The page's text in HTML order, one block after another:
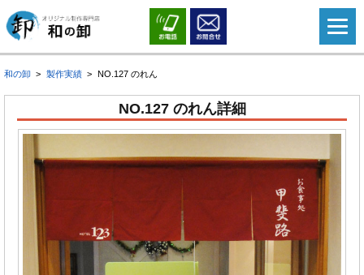
和の卸 製作実績 NO.127 のれん
NO.127 のれん詳細